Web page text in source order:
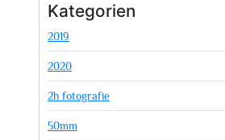
Kategorien
2019
2020
2h fotografie
50mm